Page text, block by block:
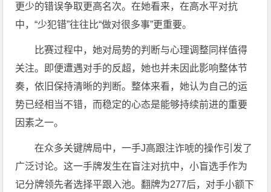
更少的错误争取更高名次。在她看来，在高水平对抗
中，“少犯错”往往比“做对很多事”更重要。
比赛过程中，她对局势的判断与心理调整同样值得
关注。即便遭遇对手的反超，她也并未因此影响整体节
奏，依旧保持清晰的判断。整体来看，她认为自己的运
势已经相当不错，而稳定的心态是能够持续前进的重要
因素之一。
在众多关键牌局中，一手J高跟注诈唬的操作引发了
广泛讨论。这一手牌发生在盲注对抗中，小盲选手作为
记分牌领先者选择平跟入池。翻牌为277后，对手小额下